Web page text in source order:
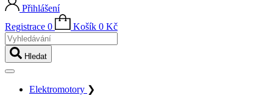
Přihlášení
Registrace 0 Košík 0 Kč
Vyhledávání
Hledat
Elektromotory ❯